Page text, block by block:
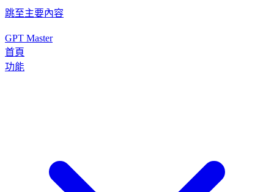
跳至主要內容
GPT Master
首頁
功能